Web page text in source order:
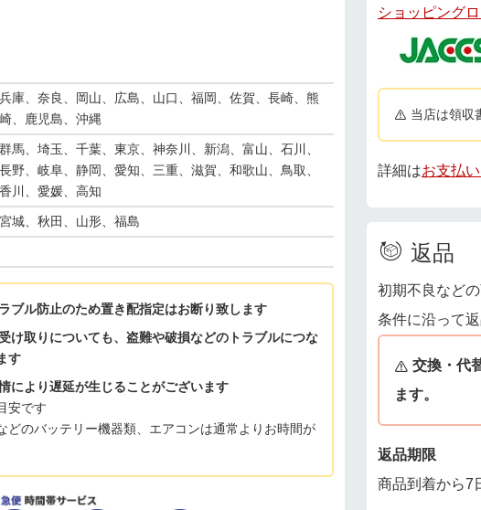
庫、奈良、岡山、広島、山口、福岡、佐賀、長崎、熊
、鹿児島、沖縄
馬、埼玉、千葉、東京、神奈川、新潟、富山、石川、
野、岐阜、静岡、愛知、三重、滋賀、和歌山、鳥取、
川、愛媛、高知
城、秋田、山形、福島
ブル防止のため置き配指定はお断り致します
け取りについても、盗難や破損などのトラブルにつな
す
により遅延が生じることがございます
安です
どのバッテリー機器類、エアコンは通常よりお時間が
ショッピング
当店は領収
詳細はお支払
返品
初期不良など
条件に沿って
交換・代
ます。
返品期限
商品到着から7